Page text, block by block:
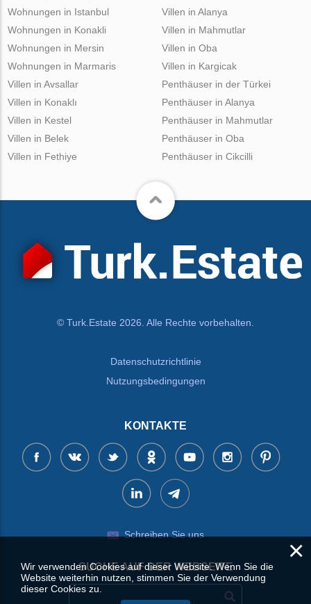
Wohnungen in Istanbul
Wohnungen in Konakli
Wohnungen in Mersin
Wohnungen in Marmaris
Villen in Alanya
Villen in Mahmutlar
Villen in Oba
Villen in Kargicak
Villen in Avsallar
Villen in Konaklı
Villen in Kestel
Villen in Belek
Villen in Fethiye
Penthäuser in der Türkei
Penthäuser in Alanya
Penthäuser in Mahmutlar
Penthäuser in Oba
Penthäuser in Cikcilli
© Turk.Estate 2026. Alle Rechte vorbehalten.
Datenschutzrichtlinie
Nutzungsbedingungen
KONTAKTE
Schreiben Sie uns
SUCHE AUF DER WEBSEITE
×
Wir verwenden Cookies auf dieser Website. Wenn Sie die
Website weiterhin nutzen, stimmen Sie der Verwendung
dieser Cookies zu.